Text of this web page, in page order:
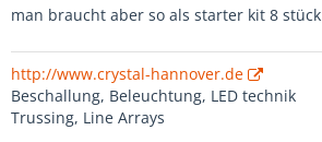
man braucht aber so als starter kit 8 stück
http://www.crystal-hannover.de
Beschallung, Beleuchtung, LED technik
Trussing, Line Arrays